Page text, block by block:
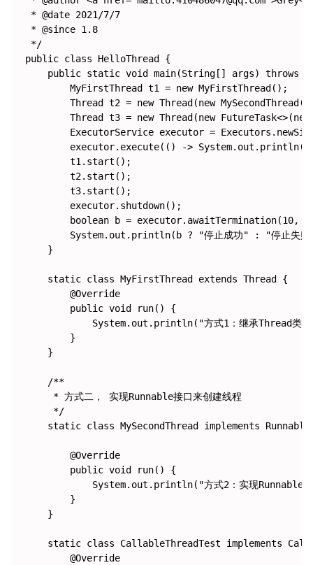
* @date 2021/7/7
* @since 1.8
*/
public class HelloThread {
public static void main(String[] args) throws
        MyFirstThread t1 = new MyFirstThread();
Thread t2 = new Thread(new
Thread t3 = new Thread(new
ExecutorService executor =
executor.execute(() -> System.out.println("
        t1.start();
        t2.start();
        t3.start();
        executor.shutdown();
boolean b = executor.awaitTermination(10,
System.out.println(b ? "停止成功" : "停止失败
    }
    static class MyFirstThread extends Thread {
        @Override
        public void run() {
System.out.println("方式1：继承Thread类并
        }
    }
    /**
     * 方式二， 实现Runnable接口来创建线程
     */
static class MySecondThread implements Runnable
        @Override
        public void run() {
System.out.println("方式2：实现Runnable方
        }
    }
static class CallableThreadTest implements
        @Override